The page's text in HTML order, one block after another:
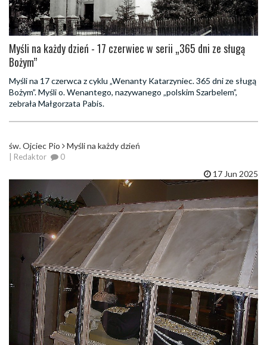
Myśli na każdy dzień - 17 czerwiec w serii „365 dni ze sługą
Bożym”
Myśli na 17 czerwca z cyklu „Wenanty Katarzyniec. 365 dni ze sługą
Bożym”. Myśli o. Wenantego, nazywanego „polskim Szarbelem”,
zebrała Małgorzata Pabis.
św. Ojciec Pio Myśli na każdy dzień
| Redaktor 0
17 Jun 2025